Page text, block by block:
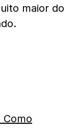
maior do
Como